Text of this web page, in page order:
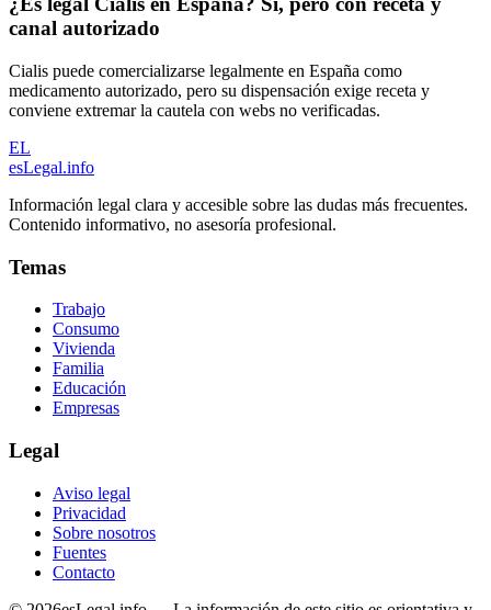
canal autorizado
Cialis puede comercializarse legalmente en España como
medicamento autorizado, pero su dispensación exige receta y
conviene extremar la cautela con webs no verificadas.
EL
esLegal.info
Información legal clara y accesible sobre las dudas más frecuentes.
Contenido informativo, no asesoría profesional.
Temas
Trabajo
Consumo
Vivienda
Familia
Educación
Empresas
Legal
Aviso legal
Privacidad
Sobre nosotros
Fuentes
Contacto